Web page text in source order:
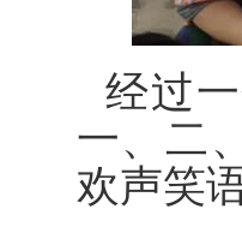
经过
一、二
欢声笑